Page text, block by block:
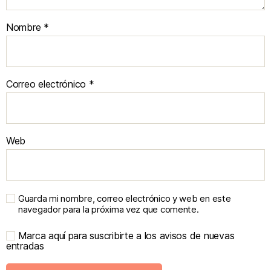
Nombre *
Correo electrónico *
Web
Guarda mi nombre, correo electrónico y web en este
navegador para la próxima vez que comente.
Marca aquí para suscribirte a los avisos de nuevas
entradas